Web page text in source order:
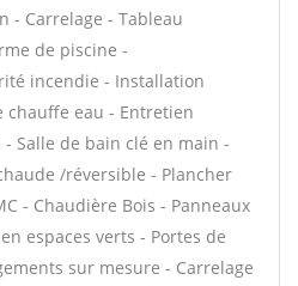
- Carrelage - Tableau
de piscine -
incendie - Installation
eau - Entretien
Salle de bain clé en main -
/réversible - Plancher
- Chaudière Bois - Panneaux
espaces verts - Portes de
sur mesure - Carrelage